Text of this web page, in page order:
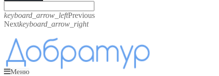
keyboard_arrow_leftPrevious
Nextkeyboard_arrow_right
Меню